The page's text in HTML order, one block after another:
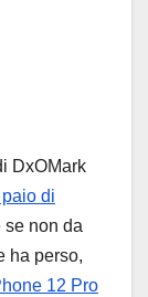
DxOMark
di
se non da
ha perso,
12 Pro